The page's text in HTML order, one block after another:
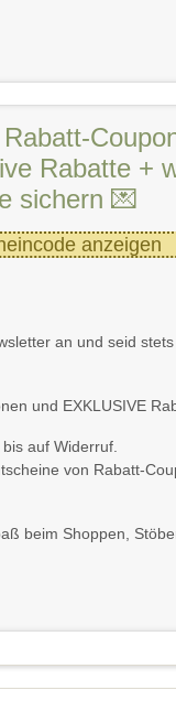
Rabatte +
sichern 💌
anzeigen
an und seid
und EXKLUSIVE
auf Widerruf.
von Rabatt-
beim Shoppen,